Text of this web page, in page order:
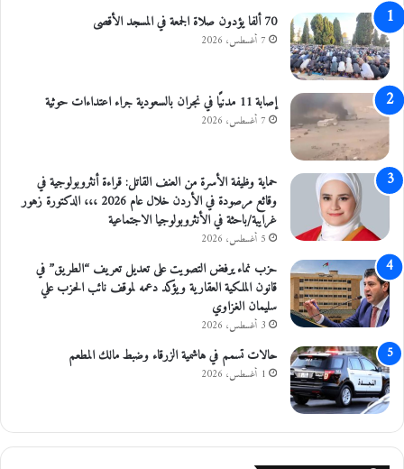
ل
ش
ؤ
و
ن
ا
ل
م
خ
د
ر
ت
و
ا
ن
ف
ذ
ا
ل
ق
ن
و
70 ألفا يؤدون صلاة الجمعة في المسجد الأقصى
7 أغسطس، 2026
إصابة 11 مدنيًا في نجران بالسعودية جراء اعتداءات حوثية
7 أغسطس، 2026
حماية وظيفة الأسرة من العنف القاتل: قراءة أنثروبولوجية في
وقائع مرصودة في الأردن خلال عام 2026 ،،، الدكتورة زهور
غرايبة/باحثة في الأنثروبولوجيا الاجتماعية
5 أغسطس، 2026
حزب نماء يرفض التصويت على تعديل تعريف “الطريق” في
قانون الملكية العقارية ويؤكد دعمه لموقف نائب الحزب علي
سليمان الغزاوي
3 أغسطس، 2026
حالات تسمم في هاشمية الزرقاء وضبط مالك المطعم
1 أغسطس، 2026